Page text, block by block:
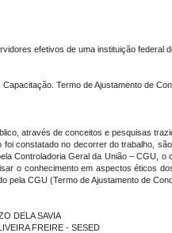
efetivos de uma instituição federal
Termo de Ajustamento de
através de conceitos e pesquisas
constatado no decorrer do trabalho,
Controladoria Geral da União – CGU,
o conhecimento em aspectos éticos
pela CGU (Termo de Ajustamento de
DELA SAVIA
FREIRE - SESED